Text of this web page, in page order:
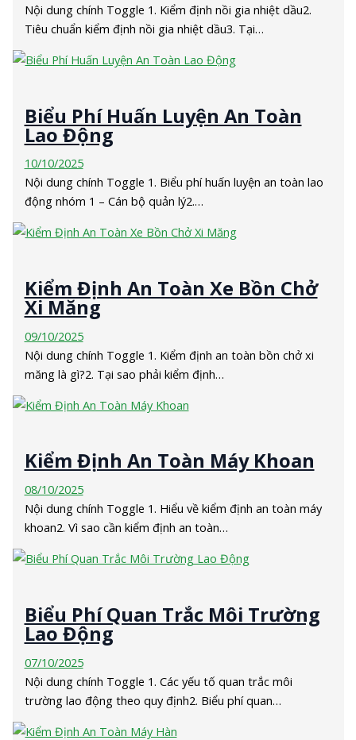
Nội dung chính Toggle 1. Kiểm định nồi gia nhiệt dầu2.
Tiêu chuẩn kiểm định nồi gia nhiệt dầu3. Tại…
Biểu Phí Huấn Luyện An Toàn
Lao Động
10/10/2025
Nội dung chính Toggle 1. Biểu phí huấn luyện an toàn lao
động nhóm 1 – Cán bộ quản lý2.…
Kiểm Định An Toàn Xe Bồn Chở
Xi Măng
09/10/2025
Nội dung chính Toggle 1. Kiểm định an toàn bồn chở xi
măng là gì?2. Tại sao phải kiểm định…
Kiểm Định An Toàn Máy Khoan
08/10/2025
Nội dung chính Toggle 1. Hiểu về kiểm định an toàn máy
khoan2. Vì sao cần kiểm định an toàn…
Biểu Phí Quan Trắc Môi Trường
Lao Động
07/10/2025
Nội dung chính Toggle 1. Các yếu tố quan trắc môi
trường lao động theo quy định2. Biểu phí quan…